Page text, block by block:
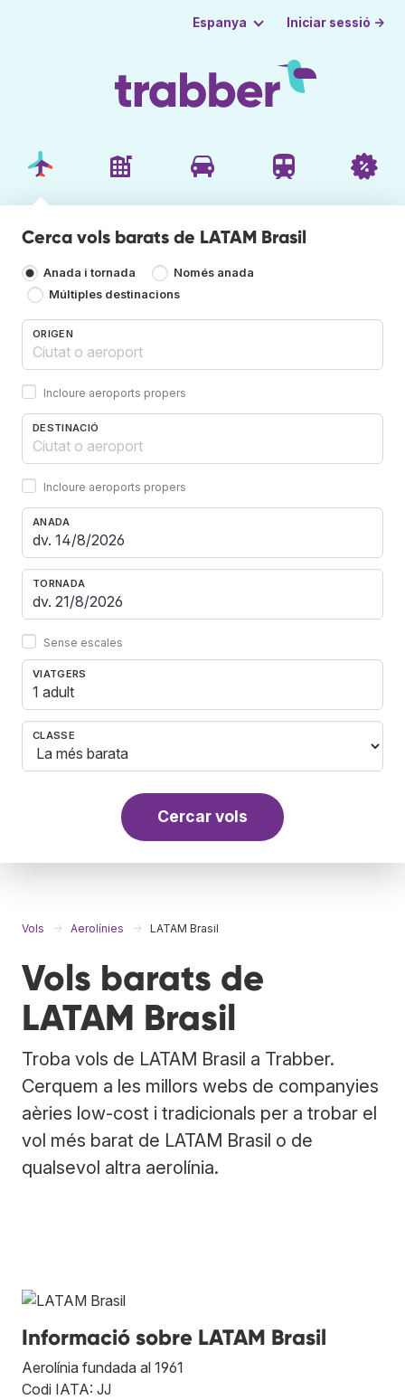
Espanya Iniciar sessió →
Cerca vols barats de LATAM Brasil
Anada i tornada
Només anada
Múltiples destinacions
ORIGEN
Incloure aeroports propers
DESTINACIÓ
Incloure aeroports propers
ANADA
TORNADA
Sense escales
VIATGERS
1 adult
CLASSE
Cercar vols
Vols Aerolínies LATAM Brasil
Vols barats de
LATAM Brasil
Troba vols de LATAM Brasil a Trabber.
Cerquem a les millors webs de companyies
aèries low-cost i tradicionals per a trobar el
vol més barat de LATAM Brasil o de
qualsevol altra aerolínia.
Informació sobre LATAM Brasil
Aerolínia fundada al 1961
Codi IATA: JJ